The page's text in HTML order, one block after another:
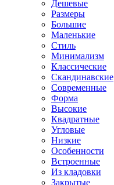
Дешевые
Размеры
Большие
Маленькие
Стиль
Минимализм
Классические
Скандинавские
Современные
Форма
Высокие
Квадратные
Угловые
Низкие
Особенности
Встроенные
Из кладовки
Закрытые